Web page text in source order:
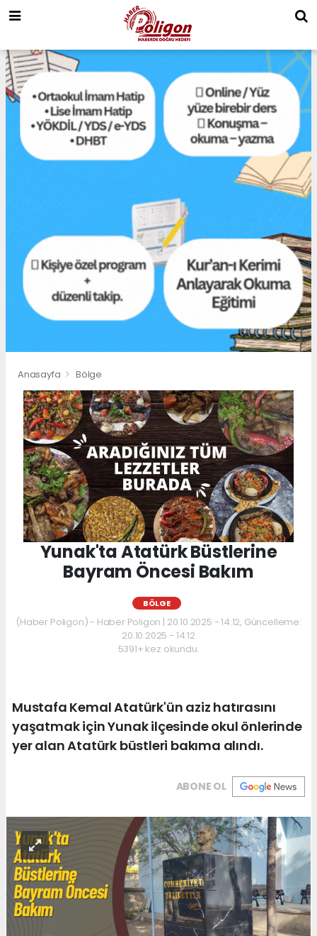
Anasayfa Bölge
Yunak'ta Atatürk Büstlerine
Bayram Öncesi Bakım
BÖLGE
(Haber Poligon) - Haber Poligon | 20.10.2025 - 14:12, Güncelleme:
20.10.2025 - 14:12
5391+ kez okundu.
Mustafa Kemal Atatürk'ün aziz hatırasını
yaşatmak için Yunak ilçesinde okul önlerinde
yer alan Atatürk büstleri bakıma alındı.
ABONE OL